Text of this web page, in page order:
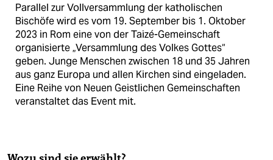
Parallel zur Vollversammlung der katholischen
Bischöfe wird es vom 19. September bis 1. Oktober
2023 in Rom eine von der Taizé-Gemeinschaft
organisierte „Versammlung des Volkes Gottes“
geben. Junge Menschen zwischen 18 und 35 Jahren
aus ganz Europa und allen Kirchen sind eingeladen.
Eine Reihe von Neuen Geistlichen Gemeinschaften
veranstaltet das Event mit.